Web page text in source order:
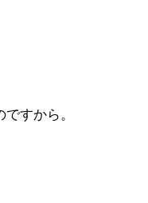
すから。